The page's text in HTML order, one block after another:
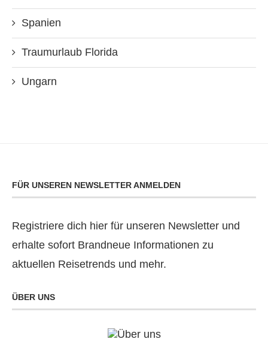
Spanien
Traumurlaub Florida
Ungarn
FÜR UNSEREN NEWSLETTER ANMELDEN
Registriere dich hier für unseren Newsletter und
erhalte sofort Brandneue Informationen zu
aktuellen Reisetrends und mehr.
ÜBER UNS